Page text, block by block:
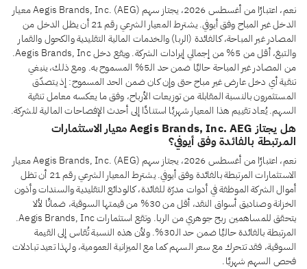
نعم، اعتبارًا من أغسطس 2026، يجتاز سهم Aegis Brands, Inc. (AEG) معيار
الدخل غير المباح وفق أيوفي. يشترط المعيار الشرعي رقم 21 أن يظل الدخل من
المصادر غير المباحة، كالفائدة (الربا) والخدمات المالية التقليدية والكحول والقمار
والتبغ، أقل من 5% من إجمالي إيرادات الشركة. ويقع دخل Aegis Brands, Inc.
من المصادر غير المباحة حاليًا ضمن حد الـ5% المسموح به. ومع ذلك، ينبغي
تنقية أي دخل عارض غير مباح حتى وإن كان ضمن الحد المسموح: إذ يتصدّق
المستثمرون بالنسبة المقابلة من توزيعات الأرباح، وفق ما يعكسه معامل تنقية
السهم. يُعاد تقييم هذا المعيار شهريًا استنادًا إلى أحدث الإفصاحات المالية للشركة.
هل يجتاز Aegis Brands, Inc. AEG معيار الاستثمارات
المرتبطة بالفائدة وفق أيوفي؟
نعم، اعتبارًا من أغسطس 2026، يجتاز سهم Aegis Brands, Inc. (AEG) معيار
الاستثمارات المرتبطة بالفائدة وفق أيوفي. يشترط المعيار الشرعي رقم 21 أن تظل
أموال الشركة الموظفة في أدوات مدرّة للفائدة، كالودائع التقليدية والسندات وأذون
الخزانة وصناديق أسواق النقد، أقل من 30% من قيمتها السوقية، ضمانًا لألا
يتحقق للمساهمين ربح جوهري من الربا. وتقع استثمارات Aegis Brands, Inc.
المرتبطة بالفائدة حاليًا ضمن حد الـ30%. ولأن هذه النسبة تُقاس إلى القيمة
السوقية، فقد تتحرك مع سعر السهم كما مع الميزانية العمومية، ولهذا تعيد تبادلات
فحص السهم شهريًا.